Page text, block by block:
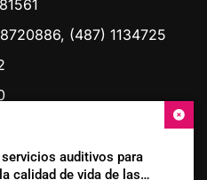
auditivos para
calidad de vida de las
(487) 1134725
(487) 8712745